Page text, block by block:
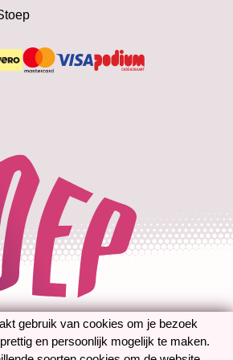
Betalen is mogelijk met de
gebruik van cookies om je bezoek
en persoonlijk mogelijk te maken.